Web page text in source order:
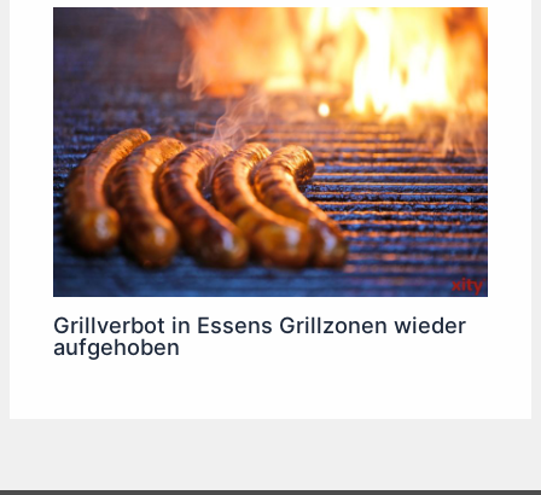
Grillverbot in Essens Grillzonen wieder
aufgehoben